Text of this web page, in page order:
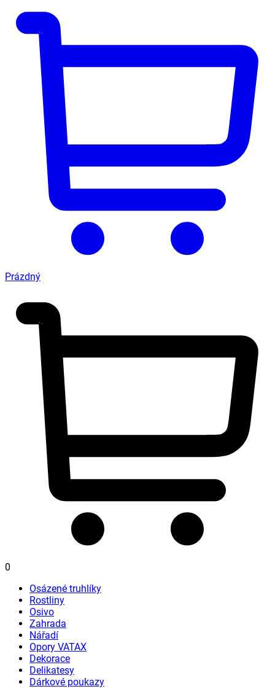
Prázdný
0
Osázené truhlíky
Rostliny
Osivo
Zahrada
Nářadí
Opory VATAX
Dekorace
Delikatesy
Dárkové poukazy